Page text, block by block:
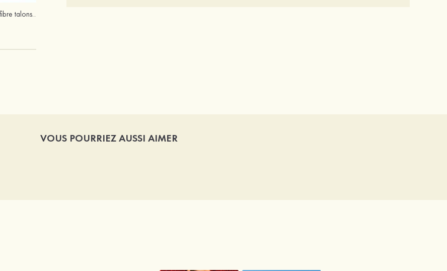
Femmes cuir microfibre talons à bout ouvert talon bottier fête et soirée bal occasion spéciale mariage chaussures
VOUS POURRIEZ AUSSI AIMER